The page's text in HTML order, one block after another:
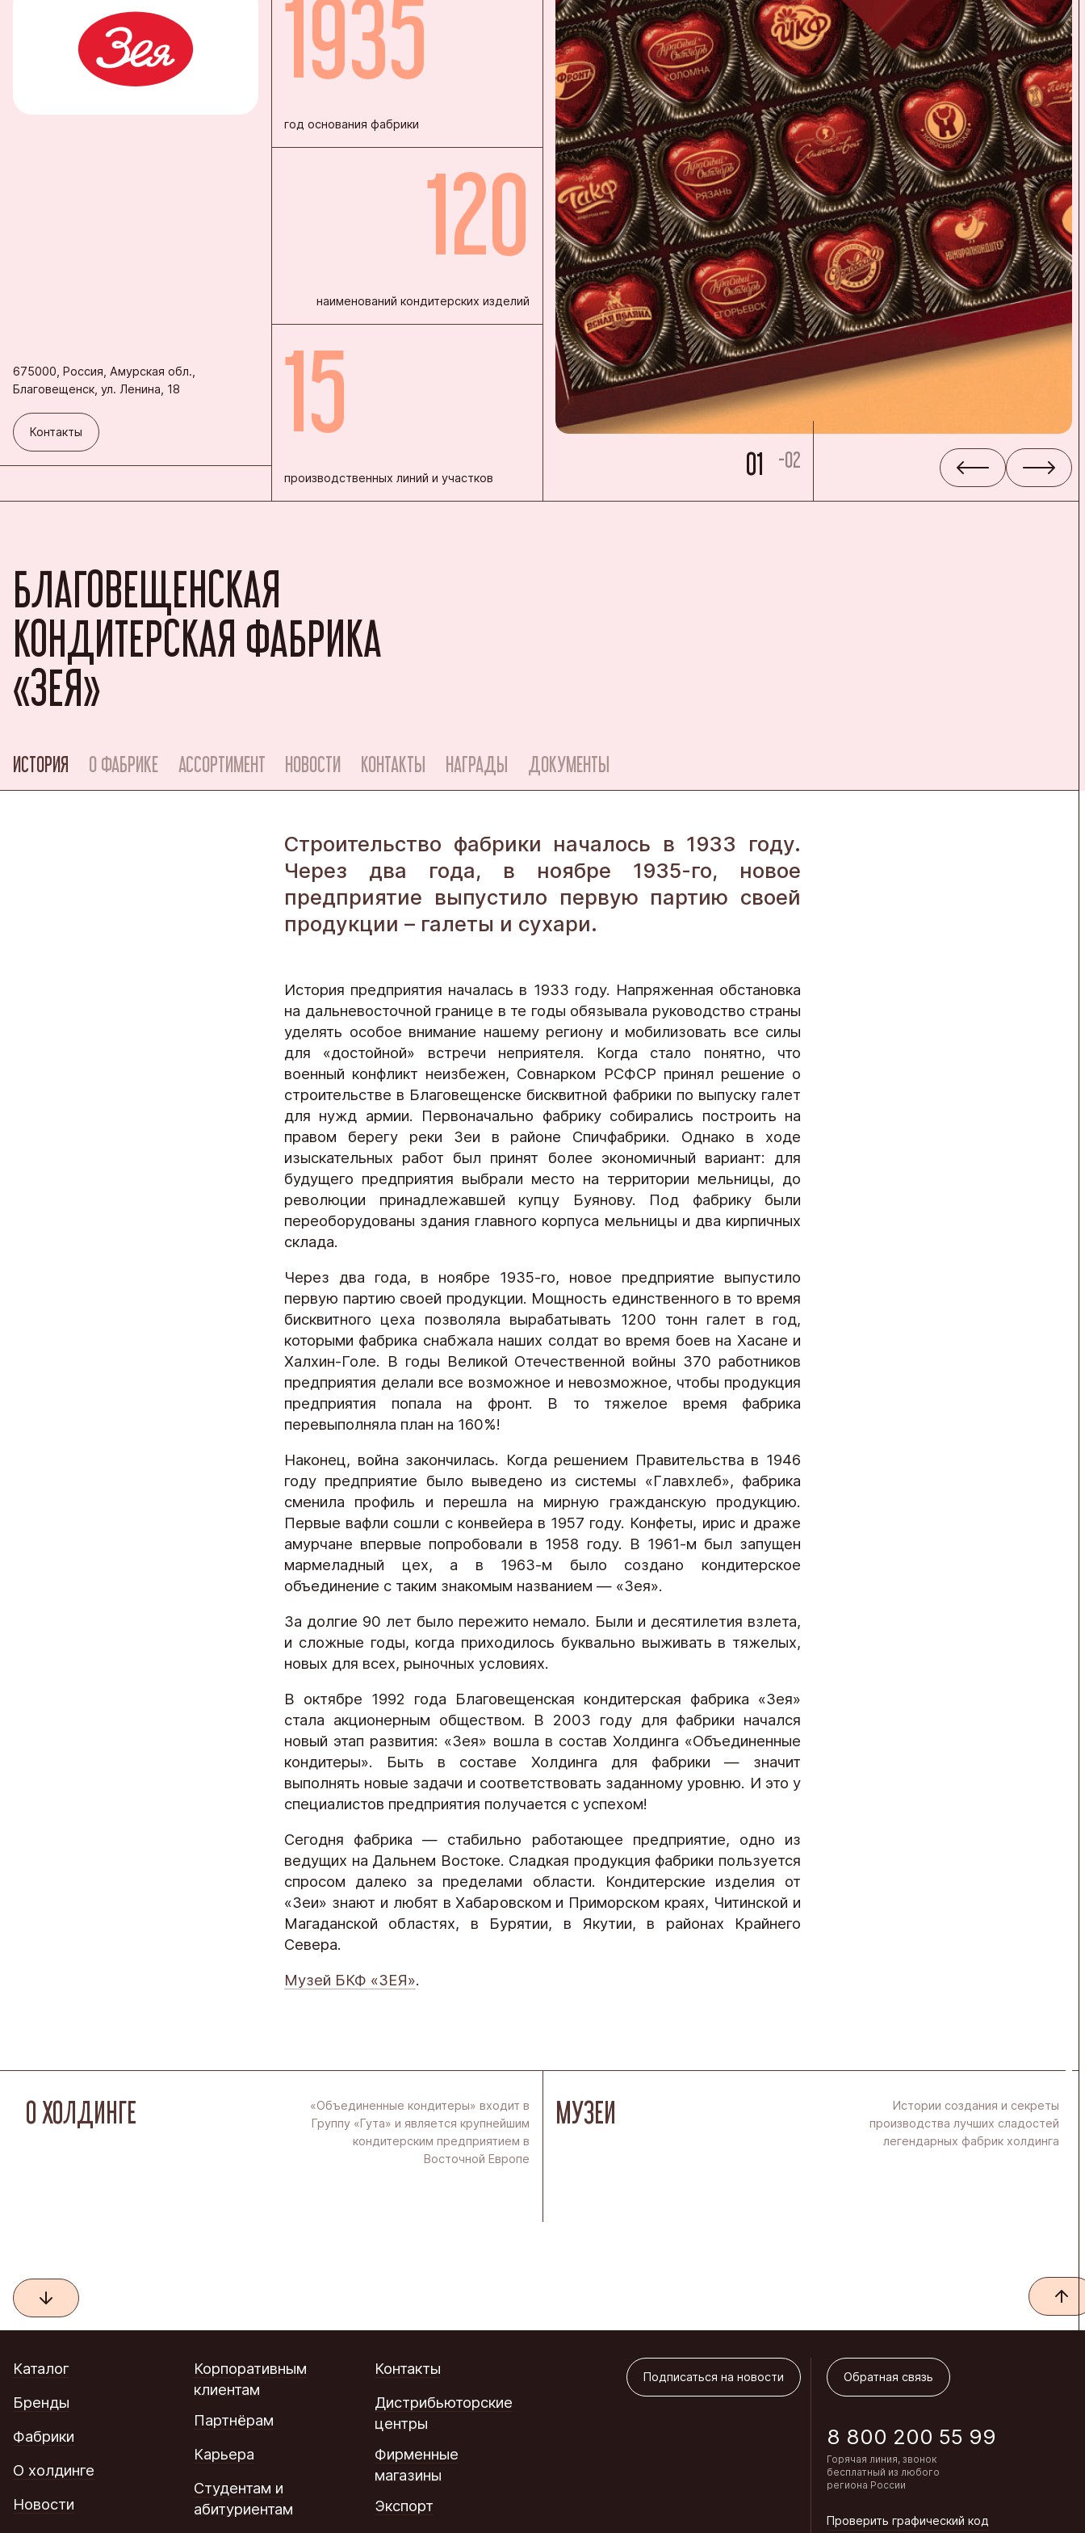
Воронежская кондитерская фабрика
Йошкар-Олинская кондитерская фабрика
Шоколадная фабрика «Новосибирская»
675000, Россия, Амурская обл.,
Благовещенск, ул. Ленина, 18
Контакты
1935
год основания фабрики
120
наименований кондитерских изделий
15
производственных линий и участков 01 -02
БЛАГОВЕЩЕНСКАЯ
КОНДИТЕРСКАЯ ФАБРИКА
«ЗЕЯ»
ИСТОРИЯ О ФАБРИКЕ АССОРТИМЕНТ НОВОСТИ КОНТАКТЫ НАГРАДЫ ДОКУМЕНТЫ
Строительство фабрики началось в 1933 году.
Через два года, в ноябре 1935-го, новое
предприятие выпустило первую партию своей
продукции – галеты и сухари.
История предприятия началась в 1933 году. Напряженная обстановка
на дальневосточной границе в те годы обязывала руководство страны
уделять особое внимание нашему региону и мобилизовать все силы
для «достойной» встречи неприятеля. Когда стало понятно, что
военный конфликт неизбежен, Совнарком РСФСР принял решение о
строительстве в Благовещенске бисквитной фабрики по выпуску галет
для нужд армии. Первоначально фабрику собирались построить на
правом берегу реки Зеи в районе Спичфабрики. Однако в ходе
изыскательных работ был принят более экономичный вариант: для
будущего предприятия выбрали место на территории мельницы, до
революции принадлежавшей купцу Буянову. Под фабрику были
переоборудованы здания главного корпуса мельницы и два кирпичных
склада.
Через два года, в ноябре 1935-го, новое предприятие выпустило
первую партию своей продукции. Мощность единственного в то время
бисквитного цеха позволяла вырабатывать 1200 тонн галет в год,
которыми фабрика снабжала наших солдат во время боев на Хасане и
Халхин-Голе. В годы Великой Отечественной войны 370 работников
предприятия делали все возможное и невозможное, чтобы продукция
предприятия попала на фронт. В то тяжелое время фабрика
перевыполняла план на 160%!
Наконец, война закончилась. Когда решением Правительства в 1946
году предприятие было выведено из системы «Главхлеб», фабрика
сменила профиль и перешла на мирную гражданскую продукцию.
Первые вафли сошли с конвейера в 1957 году. Конфеты, ирис и драже
амурчане впервые попробовали в 1958 году. В 1961-м был запущен
мармеладный цех, а в 1963-м было создано кондитерское
объединение с таким знакомым названием — «Зея».
За долгие 90 лет было пережито немало. Были и десятилетия взлета,
и сложные годы, когда приходилось буквально выживать в тяжелых,
новых для всех, рыночных условиях.
В октябре 1992 года Благовещенская кондитерская фабрика «Зея»
стала акционерным обществом. В 2003 году для фабрики начался
новый этап развития: «Зея» вошла в состав Холдинга «Объединенные
кондитеры». Быть в составе Холдинга для фабрики — значит
выполнять новые задачи и соответствовать заданному уровню. И это у
специалистов предприятия получается с успехом!
Сегодня фабрика — стабильно работающее предприятие, одно из
ведущих на Дальнем Востоке. Сладкая продукция фабрики пользуется
спросом далеко за пределами области. Кондитерские изделия от
«Зеи» знают и любят в Хабаровском и Приморском краях, Читинской и
Магаданской областях, в Бурятии, в Якутии, в районах Крайнего
Севера.
Музей БКФ «ЗЕЯ».
О ХОЛДИНГЕ
«Объединенные кондитеры» входит в
Группу «Гута» и является крупнейшим
кондитерским предприятием в
Восточной Европе
МУЗЕИ
Истории создания и секреты
производства лучших сладостей
легендарных фабрик холдинга
Каталог
Бренды
Фабрики
О холдинге
Новости
Корпоративным
клиентам
Партнёрам
Карьера
Студентам и
абитуриентам
Контакты
Дистрибьюторские
центры
Фирменные
магазины
Экспорт
Подписаться на новости
Обратная связь
8 800 200 55 99
Горячая линия, звонок
бесплатный из любого
региона России
Проверить графический код